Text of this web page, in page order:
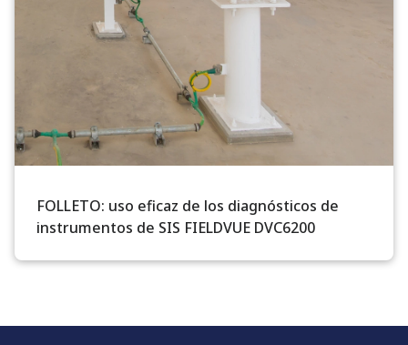
FOLLETO: uso eficaz de los diagnósticos de
instrumentos de SIS FIELDVUE DVC6200